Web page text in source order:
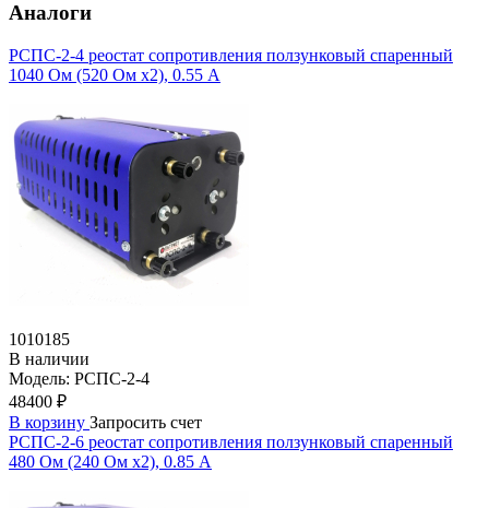
Аналоги
РСПС-2-4 реостат сопротивления ползунковый спаренный
1040 Ом (520 Ом х2), 0.55 А
1010185
В наличии
Модель: РСПС-2-4
48400 ₽
В корзину Запросить счет
РСПС-2-6 реостат сопротивления ползунковый спаренный
480 Ом (240 Ом х2), 0.85 А